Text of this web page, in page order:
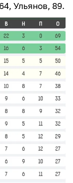
Ульянов, 89.